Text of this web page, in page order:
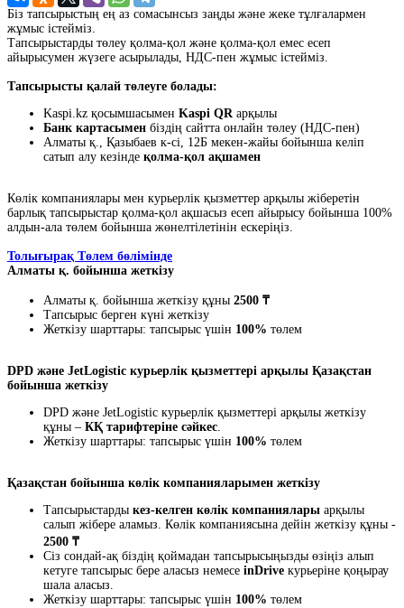
Біз тапсырыстың ең аз сомасынсыз заңды және жеке тұлғалармен
жұмыс істейміз.
Тапсырыстарды төлеу қолма-қол және қолма-қол емес есеп
айырысумен жүзеге асырылады, НДС-пен жұмыс істейміз.
Тапсырысты қалай төлеуге болады:
Kaspi.kz қосымшасымен Kaspi QRарқылы
Банк картасымен біздің сайтта онлайн төлеу (НДС-пен)
Алматы қ., Қазыбаев к-сі, 12Б мекен-жайы бойынша келіп
сатып алу кезінде қолма-қол ақшамен
Көлік компаниялары мен курьерлік қызметтер арқылы жіберетін
барлық тапсырыстар қолма-қол ақшасыз есеп айырысу бойынша 100%
алдын-ала төлем бойынша жөнелтілетінін ескеріңіз.
Толығырақ Төлем бөлімінде
Алматы қ. бойынша жеткізу
Алматы қ. бойынша жеткізу құны 2500 ₸
Тапсырыс берген күні жеткізу
Жеткізу шарттары: тапсырыс үшін 100% төлем
DPD және JetLogistic курьерлік қызметтері арқылы Қазақстан
бойынша жеткізу
DPD және JetLogistic курьерлік қызметтері арқылы жеткізу
құны – КҚ тарифтеріне сәйкес.
Жеткізу шарттары: тапсырыс үшін 100% төлем
Қазақстан бойынша көлік компанияларымен жеткізу
Тапсырыстарды кез-келген көлік компаниялары арқылы
салып жібере аламыз. Көлік компаниясына дейін жеткізу құны -
2500 ₸
Сіз сондай-ақ біздің қоймадан тапсырысыңызды өзіңіз алып
кетуге тапсырыс бере аласыз немесе inDrive курьеріне қоңырау
шала аласыз.
Жеткізу шарттары: тапсырыс үшін 100% төлем